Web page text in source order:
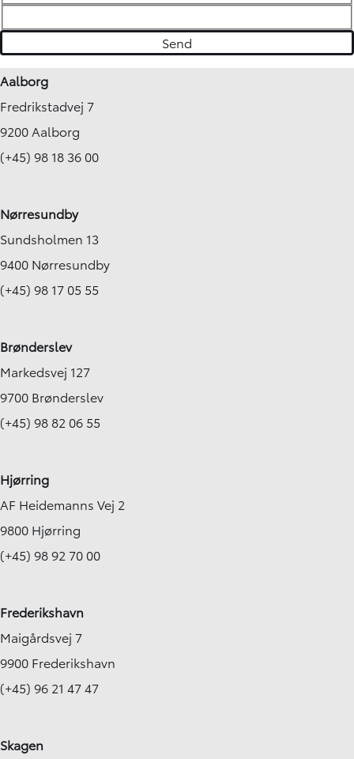
Aalborg
Fredrikstadvej 7
9200 Aalborg
(+45) 98 18 36 00
Nørresundby
Sundsholmen 13
9400 Nørresundby
(+45) 98 17 05 55
Brønderslev
Markedsvej 127
9700 Brønderslev
(+45) 98 82 06 55
Hjørring
AF Heidemanns Vej 2
9800 Hjørring
(+45) 98 92 70 00
Frederikshavn
Maigårdsvej 7
9900 Frederikshavn
(+45) 96 21 47 47
Skagen